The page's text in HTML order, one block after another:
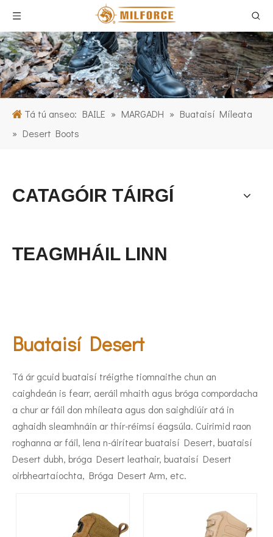
Tá tú anseo: BAILE » MARGADH » Buataisí Míleata
» Desert Boots
CATAGÓIR TÁIRGÍ
TEAGMHÁIL LINN
Buataisí Desert
Tá ár gcuid buataisí tréigthe tiomnaithe chun an
caighdeán is fearr, aeráil mhaith agus bróga compordacha
a chur ar fáil don mhíleata agus don saighdiúir atá in
aghaidh sleamhnáin ar thír-réimsí éagsúla. Cuirimid raon
roghanna ar fáil, lena n-áirítear buataisí Desert, buataisí
Desert dubh, bróga Desert leathair, buataisí Desert
oirbheartaíochta, Bróga Desert Arm, etc.